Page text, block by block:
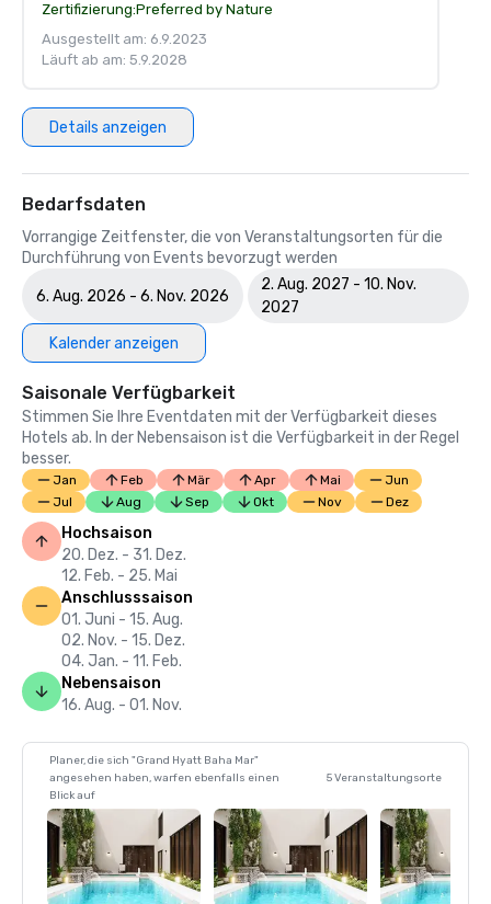
Zertifizierung:Preferred by Nature
Ausgestellt am: 6.9.2023
Läuft ab am: 5.9.2028
Details anzeigen
Bedarfsdaten
Vorrangige Zeitfenster, die von Veranstaltungsorten für die
Durchführung von Events bevorzugt werden
6. Aug. 2026 - 6. Nov. 2026
2. Aug. 2027 - 10. Nov.
2027
Kalender anzeigen
Saisonale Verfügbarkeit
Stimmen Sie Ihre Eventdaten mit der Verfügbarkeit dieses
Hotels ab. In der Nebensaison ist die Verfügbarkeit in der Regel
besser.
Jan Feb Mär Apr Mai
Jun
Jul
Aug Sep Okt Nov Dez
Hochsaison
20. Dez. - 31. Dez.
12. Feb. - 25. Mai
Anschlusssaison
01. Juni - 15. Aug.
02. Nov. - 15. Dez.
04. Jan. - 11. Feb.
Nebensaison
16. Aug. - 01. Nov.
Planer, die sich "Grand Hyatt Baha Mar"
angesehen haben, warfen ebenfalls einen
Blick auf
5 Veranstaltungsorte